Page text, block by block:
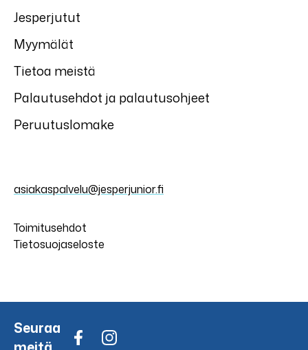
Jesperjutut
Myymälät
Tietoa meistä
Palautusehdot ja palautusohjeet
Peruutuslomake
asiakaspalvelu@jesperjunior.fi
Toimitusehdot
Tietosuojaseloste
Seuraa